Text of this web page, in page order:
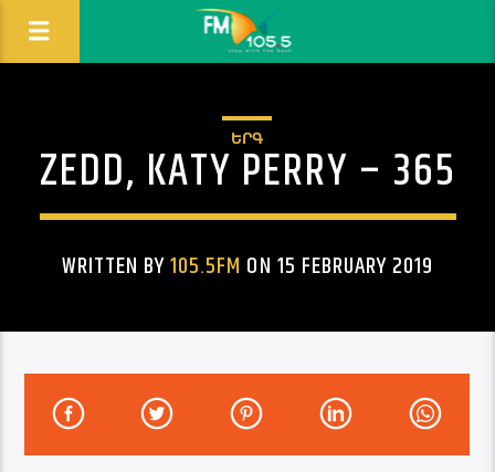
ԵՐԳ
ZEDD, KATY PERRY – 365
WRITTEN BY105.5FM ON 15 FEBRUARY 2019